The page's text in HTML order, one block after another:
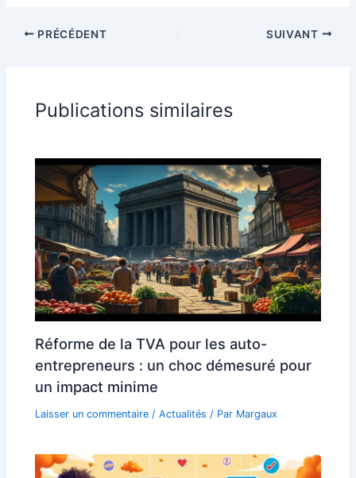
PRÉCÉDENT SUIVANT
Publications similaires
Réforme de la TVA pour les auto-
entrepreneurs : un choc démesuré pour
un impact minime
Laisser un commentaire /Actualités / Par Margaux